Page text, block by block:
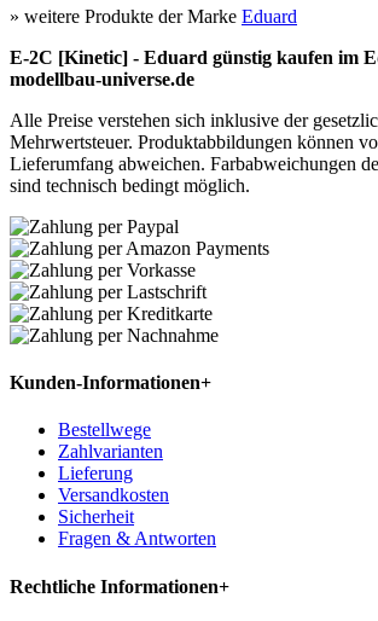
» weitere Produkte der Marke Eduard
E-2C [Kinetic] - Eduard günstig kaufen im
modellbau-universe.de
Alle Preise verstehen sich inklusive der
Mehrwertsteuer. Produktabbildungen können
Lieferumfang abweichen. Farbabweichungen
sind technisch bedingt möglich.
Kunden-Informationen+
Bestellwege
Zahlvarianten
Lieferung
Versandkosten
Sicherheit
Fragen & Antworten
Rechtliche Informationen+